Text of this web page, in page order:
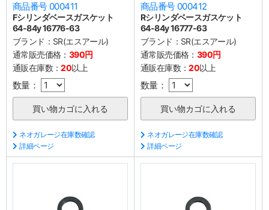
商品番号 000411
Fシリンダベースガスケット
64-84y 16776-63
ブランド： SR(エスアール)
通常販売価格： 390円
通販在庫数：20以上
数量：
ネオガレージ在庫数確認
詳細ページ
商品番号 000412
Rシリンダベースガスケット
64-84y 16777-63
ブランド： SR(エスアール)
通常販売価格： 390円
通販在庫数：20以上
数量：
ネオガレージ在庫数確認
詳細ページ